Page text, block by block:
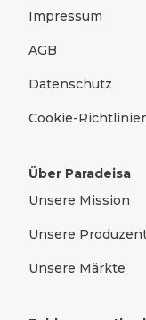
Rechtliches
Impressum
AGB
Datenschutz
Cookie-
Über Paradeisa
Unsere Mission
Unsere
Unsere Märkte